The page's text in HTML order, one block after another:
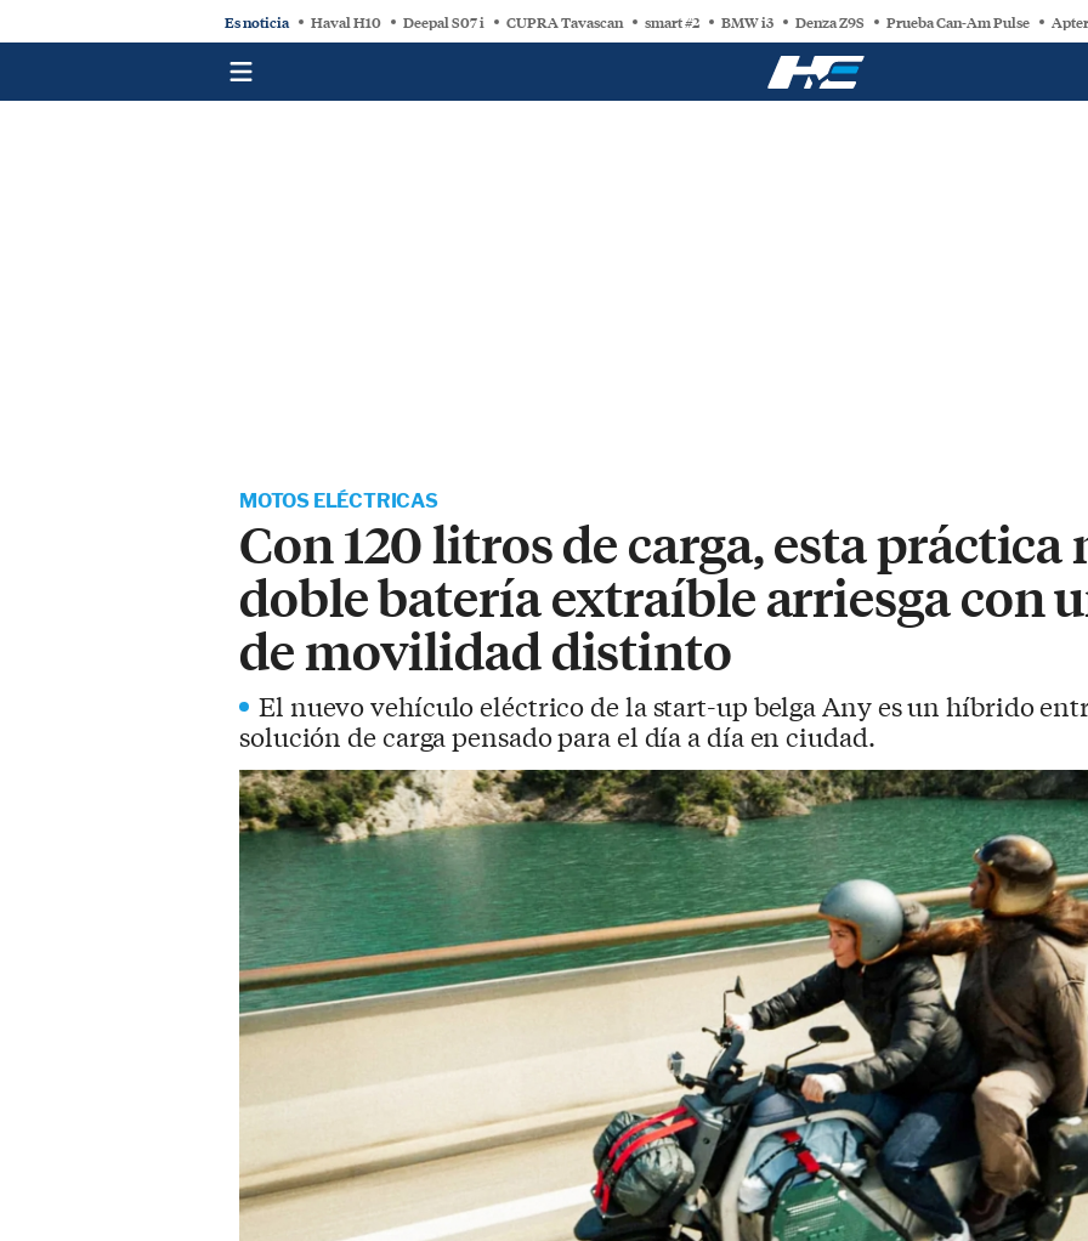
Es noticia Haval H10 Deepal S07 i CUPRA Tavascan smart #2 BMW i3 Denza Z9S Prueba Can-Am Pulse
MOTOS ELÉCTRICAS
Con 120 litros de carga, esta práctica
doble batería extraíble arriesga con
de movilidad distinto
El nuevo vehículo eléctrico de la start-up belga Any es un híbrido
solución de carga pensado para el día a día en ciudad.